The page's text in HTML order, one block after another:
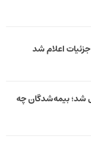
اعلام شد
شد؛ بیمه‌شدگان چه